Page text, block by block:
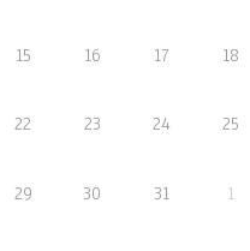
15 16 17 18
22 23 24 25
29 30 31 1